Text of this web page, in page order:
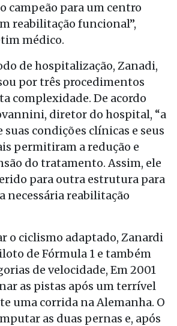
campeão para um centro
reabilitação funcional”,
médico.
de hospitalização, Zanadi,
por três procedimentos
complexidade. De acordo
diretor do hospital, “a
suas condições clínicas e seus
permitiram a redução e
do tratamento. Assim, ele
para outra estrutura para
necessária reabilitação
o ciclismo adaptado, Zanardi
de Fórmula 1 e também
de velocidade, Em 2001
as pistas após um terrível
uma corrida na Alemanha. O
as duas pernas e, após